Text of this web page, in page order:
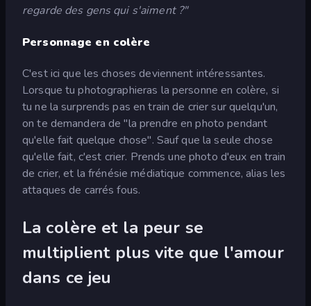
regarde des gens qui s'aiment ?"
Personnage en colère
C'est ici que les choses deviennent intéressantes.
Lorsque tu photographieras la personne en colère, si
tu ne la surprends pas en train de crier sur quelqu'un,
on te demandera de "la prendre en photo pendant
qu'elle fait quelque chose". Sauf que la seule chose
qu'elle fait, c'est crier. Prends une photo d'eux en train
de crier, et la frénésie médiatique commence, alias les
attaques de carrés fous.
La colère et la peur se
multiplient plus vite que l'amour
dans ce jeu